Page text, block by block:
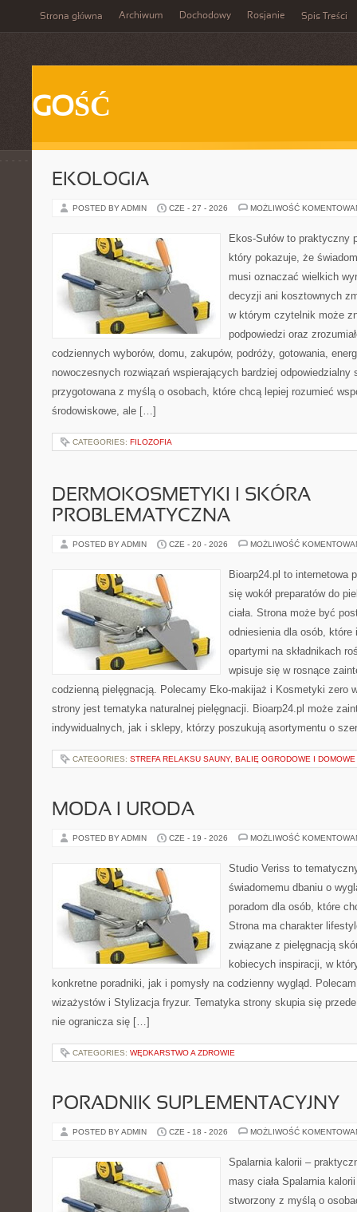
Strona główna Archiwum Dochodowy Rosjanie Spis Treści
GOŚĆ
EKOLOGIA
POSTED BY ADMIN CZE - 27 - 2026 MOŻLIWOŚĆ
Ekos-Sułów to praktyczny
który pokazuje, że
musi oznaczać wielkich
decyzji ani kosztownych
w którym czytelnik może
podpowiedzi oraz
codziennych wyborów, domu, zakupów, podróży, gotowania,
nowoczesnych rozwiązań wspierających bardziej odpowiedzialny
przygotowana z myślą o osobach, które chcą lepiej rozumieć
środowiskowe, ale […]
CATEGORIES: FILOZOFIA
DERMOKOSMETYKI I SKÓRA
PROBLEMATYCZNA
POSTED BY ADMIN CZE - 20 - 2026 MOŻLIWOŚĆ
Bioarp24.pl to internetowa
się wokół preparatów do
ciała. Strona może być
odniesienia dla osób,
opartymi na składnikach
wpisuje się w rosnące
codzienną pielęgnacją. Polecamy Eko-makijaż i Kosmetyki zero
strony jest tematyka naturalnej pielęgnacji. Bioarp24.pl może
indywidualnych, jak i sklepy, którzy poszukują asortymentu o
CATEGORIES: STREFA RELAKSU SAUNY, BALIĘ OGRODOWE I DOMOWE
MODA I URODA
POSTED BY ADMIN CZE - 19 - 2026 MOŻLIWOŚĆ
Studio Veriss to
świadomemu dbaniu o
poradom dla osób, które
Strona ma charakter
związane z pielęgnacją
kobiecych inspiracji, w
konkretne poradniki, jak i pomysły na codzienny wygląd.
wizażystów i Stylizacja fryzur. Tematyka strony skupia się
nie ogranicza się […]
CATEGORIES: WĘDKARSTWO A ZDROWIE
PORADNIK SUPLEMENTACYJNY
POSTED BY ADMIN CZE - 18 - 2026 MOŻLIWOŚĆ
Spalarnia kalorii –
masy ciała Spalarnia
stworzony z myślą o